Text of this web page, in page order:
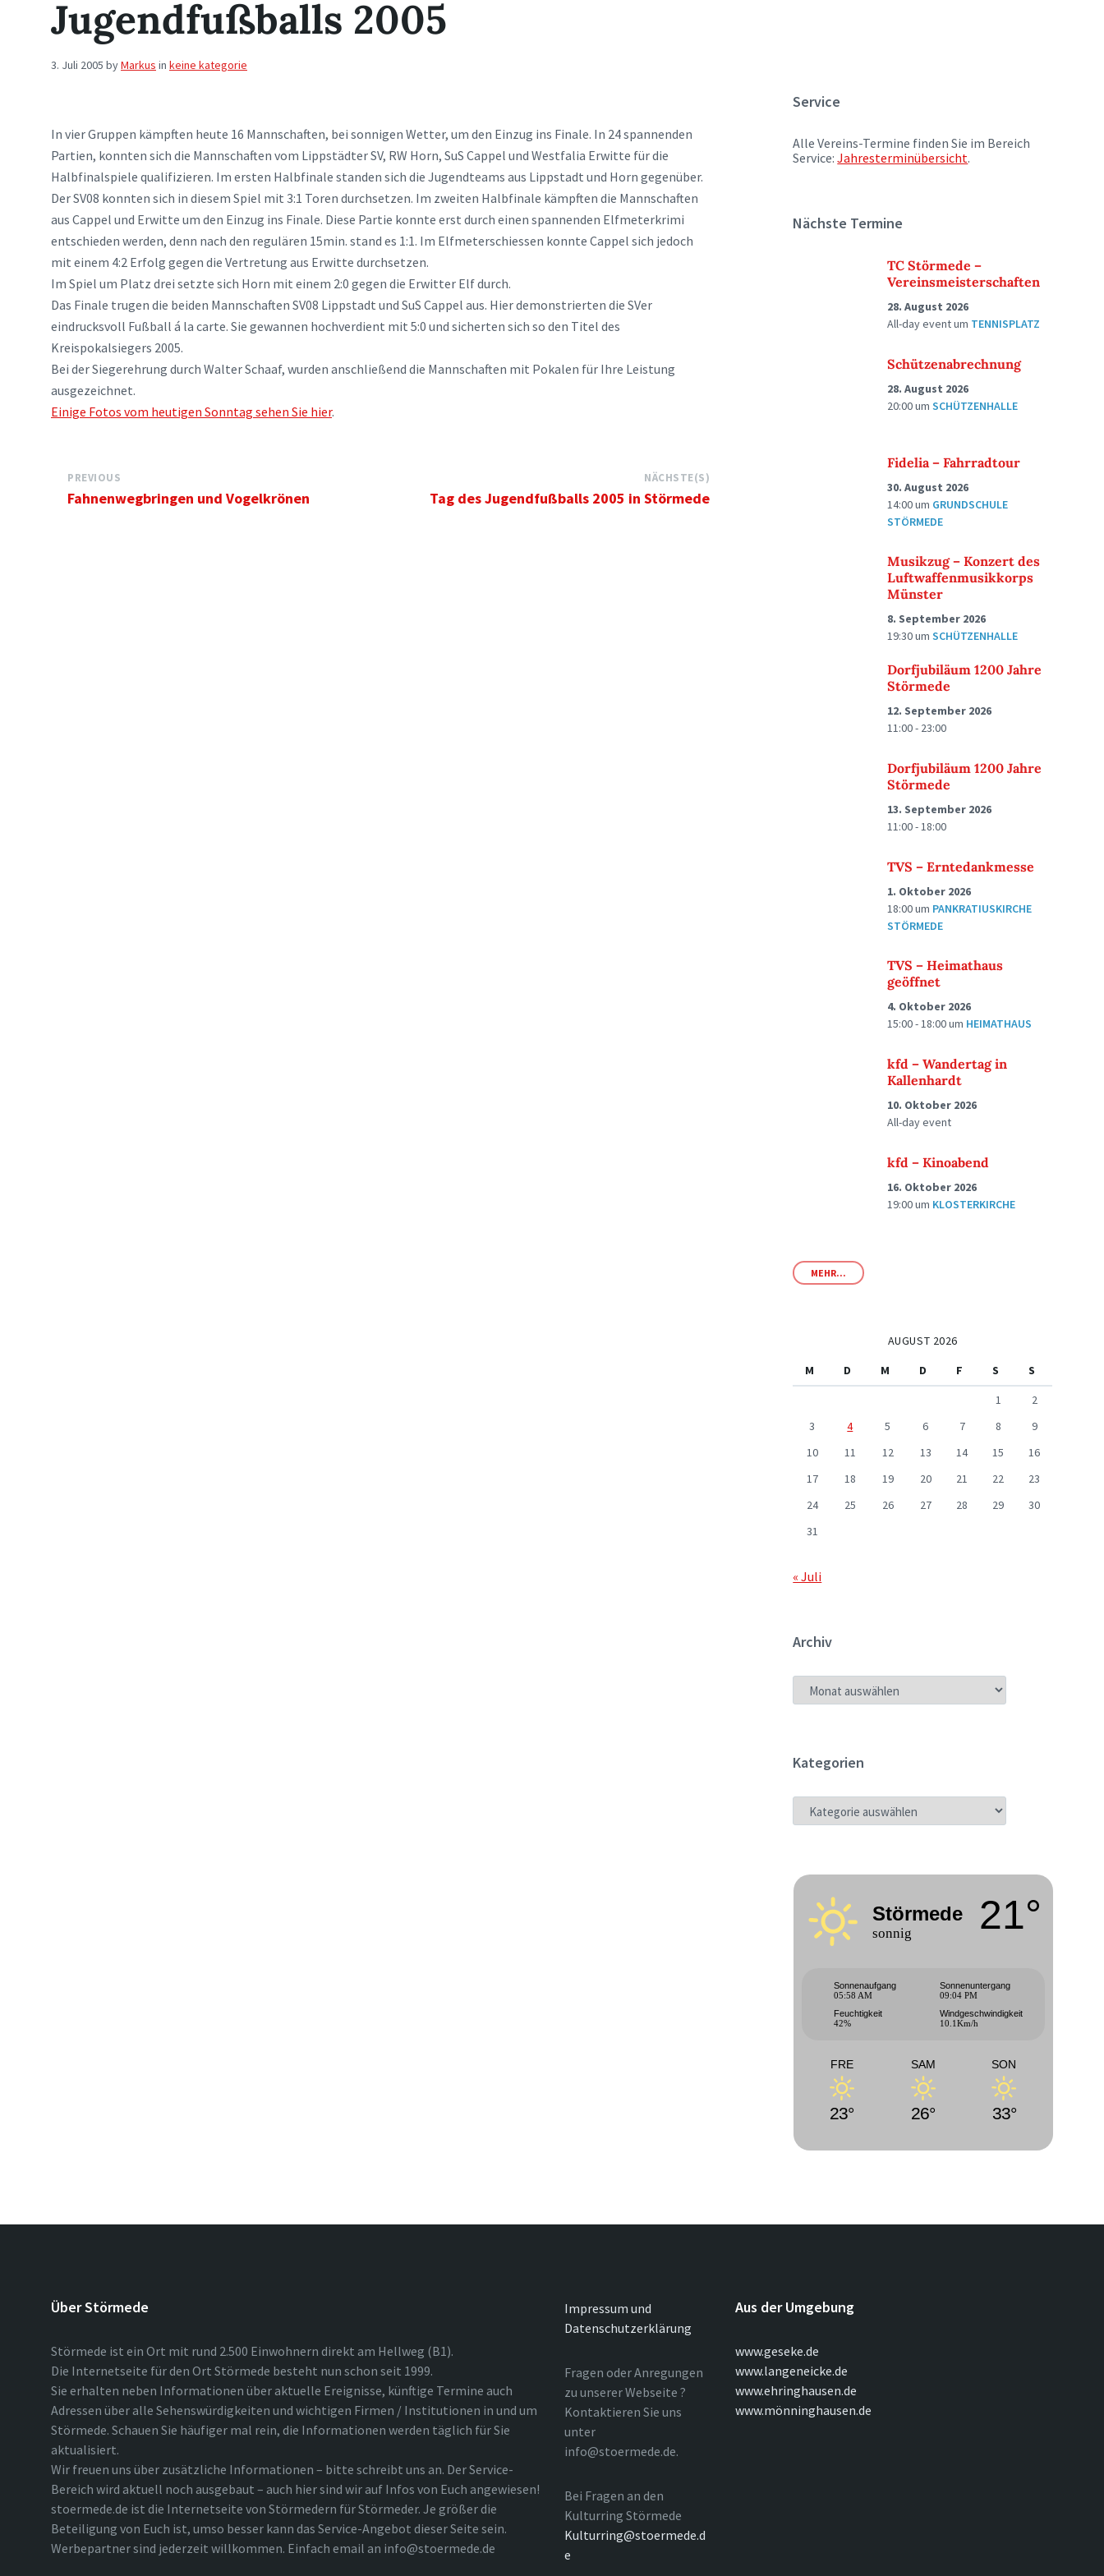
Jugendfußballs 2005
3. Juli 2005 byMarkus in keine kategorie
In vier Gruppen kämpften heute 16 Mannschaften, bei sonnigen Wetter, um den Einzug ins Finale. In 24 spannenden
Partien, konnten sich die Mannschaften vom Lippstädter SV, RW Horn, SuS Cappel und Westfalia Erwitte für die
Halbfinalspiele qualifizieren. Im ersten Halbfinale standen sich die Jugendteams aus Lippstadt und Horn gegenüber.
Der SV08 konnten sich in diesem Spiel mit 3:1 Toren durchsetzen. Im zweiten Halbfinale kämpften die Mannschaften
aus Cappel und Erwitte um den Einzug ins Finale. Diese Partie konnte erst durch einen spannenden Elfmeterkrimi
entschieden werden, denn nach den regulären 15min. stand es 1:1. Im Elfmeterschiessen konnte Cappel sich jedoch
mit einem 4:2 Erfolg gegen die Vertretung aus Erwitte durchsetzen.
Im Spiel um Platz drei setzte sich Horn mit einem 2:0 gegen die Erwitter Elf durch.
Das Finale trugen die beiden Mannschaften SV08 Lippstadt und SuS Cappel aus. Hier demonstrierten die SVer
eindrucksvoll Fußball á la carte. Sie gewannen hochverdient mit 5:0 und sicherten sich so den Titel des
Kreispokalsiegers 2005.
Bei der Siegerehrung durch Walter Schaaf, wurden anschließend die Mannschaften mit Pokalen für Ihre Leistung
ausgezeichnet.
Einige Fotos vom heutigen Sonntag sehen Sie hier.
PREVIOUS
Fahnenwegbringen und Vogelkrönen
NÄCHSTE(S)
Tag des Jugendfußballs 2005 in Störmede
Service
Alle Vereins-Termine finden Sie im Bereich
Service:Jahresterminübersicht.
Nächste Termine
TC Störmede –
Vereinsmeisterschaften
28. August 2026
All-day eventum TENNISPLATZ
Schützenabrechnung
28. August 2026
20:00umSCHÜTZENHALLE
Fidelia – Fahrradtour
30. August 2026
14:00um GRUNDSCHULE
STÖRMEDE
Musikzug – Konzert des
Luftwaffenmusikkorps
Münster
8. September 2026
19:30umSCHÜTZENHALLE
Dorfjubiläum 1200 Jahre
Störmede
12. September 2026
11:00 - 23:00
Dorfjubiläum 1200 Jahre
Störmede
13. September 2026
11:00 - 18:00
TVS – Erntedankmesse
1. Oktober 2026
18:00um PANKRATIUSKIRCHE
STÖRMEDE
TVS – Heimathaus
geöffnet
4. Oktober 2026
15:00 - 18:00um HEIMATHAUS
kfd – Wandertag in
Kallenhardt
10. Oktober 2026
All-day event
kfd – Kinoabend
16. Oktober 2026
19:00um KLOSTERKIRCHE
MEHR...
AUGUST 2026
M
D M D F S
S
1
2
3
4 5 6 7 8
9
10
11 12 13 14 15
16
17
18 19 20 21 22
23
24
25 26 27 28 29
30
31
« Juli
Archiv
ARCHIV
Kategorien
KATEGORIEN
Störmede
sonnig 21°
Sonnenaufgang
05:58 AM
Sonnenuntergang
09:04 PM
Feuchtigkeit
42%
Windgeschwindigkeit
10.1Km/h
FRE
23°
SAM
26°
SON
33°
Über Störmede
Störmede ist ein Ort mit rund 2.500 Einwohnern direkt am Hellweg (B1).
Die Internetseite für den Ort Störmede besteht nun schon seit 1999.
Sie erhalten neben Informationen über aktuelle Ereignisse, künftige Termine auch
Adressen über alle Sehenswürdigkeiten und wichtigen Firmen / Institutionen in und um
Störmede. Schauen Sie häufiger mal rein, die Informationen werden täglich für Sie
aktualisiert.
Wir freuen uns über zusätzliche Informationen – bitte schreibt uns an. Der Service-
Bereich wird aktuell noch ausgebaut – auch hier sind wir auf Infos von Euch angewiesen!
stoermede.de ist die Internetseite von Störmedern für Störmeder. Je größer die
Beteiligung von Euch ist, umso besser kann das Service-Angebot dieser Seite sein.
Werbepartner sind jederzeit willkommen. Einfach email an info@stoermede.de
Impressum und
Datenschutzerklärung
Fragen oder Anregungen
zu unserer Webseite ?
Kontaktieren Sie uns
unter
info@stoermede.de.
Bei Fragen an den
Kulturring Störmede
Kulturring@stoermede.d
e
Aus der Umgebung
www.geseke.de
www.langeneicke.de
www.ehringhausen.de
www.mönninghausen.de